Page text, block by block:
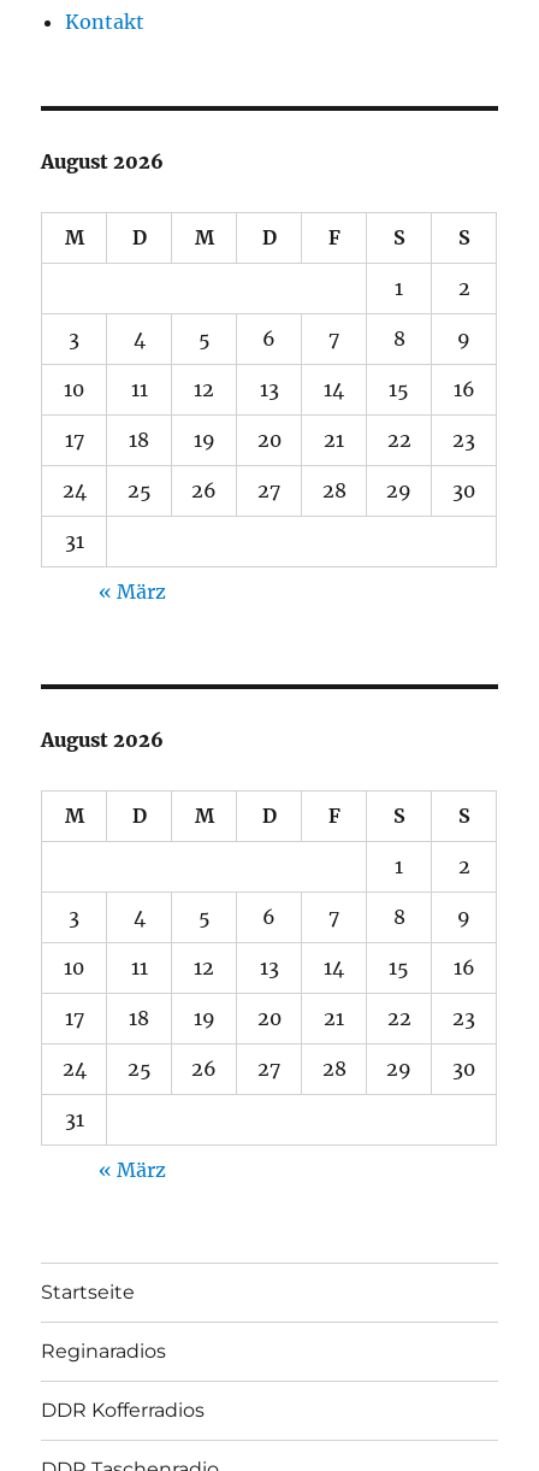
Kontakt
August 2026
M D M D F S S
1 2
3 4 5 6 7 8 9
10 11 12 13 14 15 16
17 18 19 20 21 22 23
24 25 26 27 28 29 30
31
« März
August 2026
M D M D F S S
1 2
3 4 5 6 7 8 9
10 11 12 13 14 15 16
17 18 19 20 21 22 23
24 25 26 27 28 29 30
31
« März
Startseite
Reginaradios
DDR Kofferradios